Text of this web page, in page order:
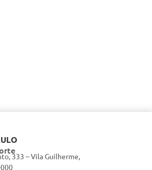
333 – Vila Guilherme,